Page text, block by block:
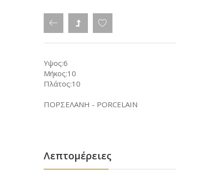
Υψος:6
Μήκος:10
Πλάτος:10
ΠΟΡΣΕΛΑΝΗ - PORCELAIN
Λεπτομέρειες